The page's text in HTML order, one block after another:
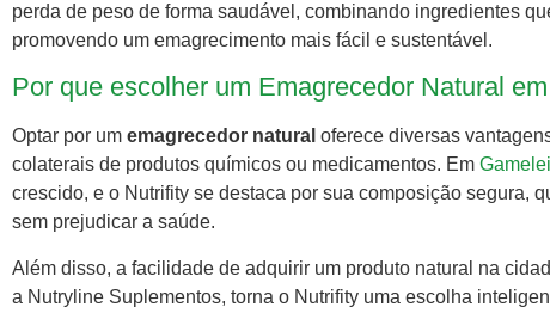
perda de peso de forma saudável, combinando ingredientes
promovendo um emagrecimento mais fácil e sustentável.
Por que escolher um Emagrecedor Natural
Optar por um emagrecedor natural oferece diversas
colaterais de produtos químicos ou medicamentos. Em
crescido, e o Nutrifity se destaca por sua composição segura,
sem prejudicar a saúde.
Além disso, a facilidade de adquirir um produto natural na
a Nutryline Suplementos, torna o Nutrifity uma escolha